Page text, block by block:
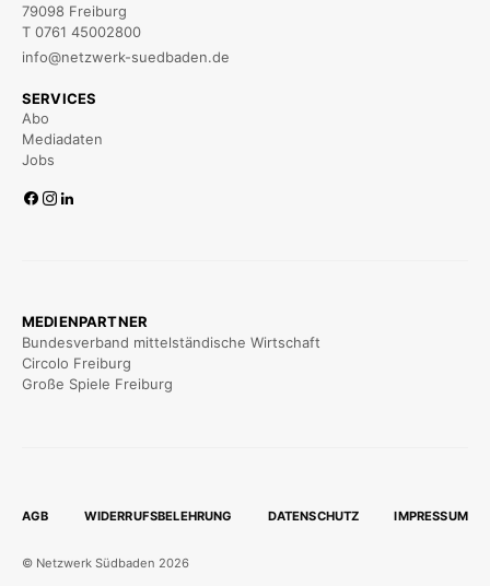
79098 Freiburg
T 0761 45002800
info@netzwerk-suedbaden.de
SERVICES
Abo
Mediadaten
Jobs
MEDIENPARTNER
Bundesverband mittelständische Wirtschaft
Circolo Freiburg
Große Spiele Freiburg
AGB WIDERRUFSBELEHRUNG DATENSCHUTZ IMPRESSUM
© Netzwerk Südbaden 2026